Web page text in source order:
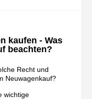
kaufen - Was
beachten?
Recht und
Neuwagenkauf?
wichtige